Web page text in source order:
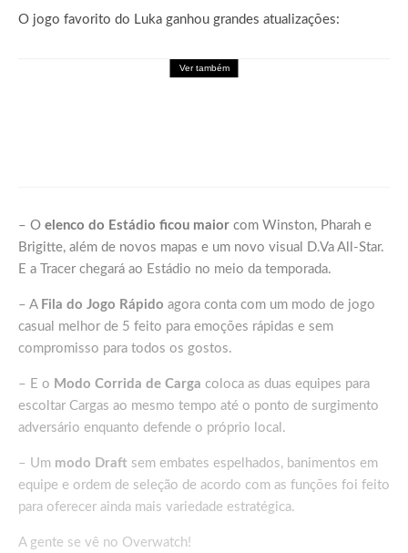
O jogo favorito do Luka ganhou grandes atualizações:
Ver também
– O elenco do Estádio ficou maior com Winston, Pharah e
Brigitte, além de novos mapas e um novo visual D.Va All-Star.
E a Tracer chegará ao Estádio no meio da temporada.
– A Fila do Jogo Rápido agora conta com um modo de jogo
casual melhor de 5 feito para emoções rápidas e sem
compromisso para todos os gostos.
– E o Modo Corrida de Carga coloca as duas equipes para
escoltar Cargas ao mesmo tempo até o ponto de surgimento
adversário enquanto defende o próprio local.
– Um modo Draft sem embates espelhados, banimentos em
equipe e ordem de seleção de acordo com as funções foi feito
para oferecer ainda mais variedade estratégica.
A gente se vê no Overwatch!